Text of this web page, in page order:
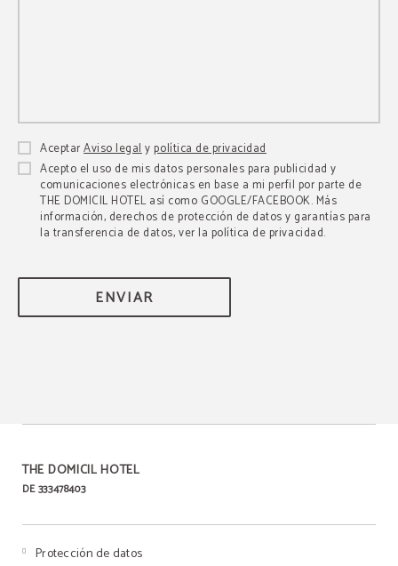
AceptarAviso legaly política de privacidad
Acepto el uso de mis datos personales para publicidad y
comunicaciones electrónicas en base a mi perfil por parte de
THE DOMICIL HOTEL así como GOOGLE/FACEBOOK. Más
información, derechos de protección de datos y garantías para
la transferencia de datos, ver la política de privacidad.
ENVIAR
THE DOMICIL HOTEL
DE 333478403
Protección de datos